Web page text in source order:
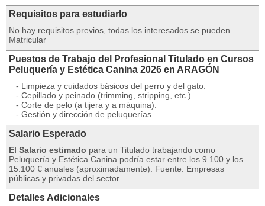
Requisitos para estudiarlo
No hay requisitos previos, todas los interesados se pueden
Matricular
Puestos de Trabajo del Profesional Titulado en Cursos
Peluquería y Estética Canina 2026 en ARAGÓN
- Limpieza y cuidados básicos del perro y del gato.
- Cepillado y peinado (trimming, stripping, etc.).
- Corte de pelo (a tijera y a máquina).
- Gestión y dirección de peluquerías.
Salario Esperado
El Salario estimado para un Titulado trabajando como
Peluquería y Estética Canina podría estar entre los 9.100 y los
15.100 € anuales (aproximadamente). Fuente: Empresas
públicas y privadas del sector.
Detalles Adicionales